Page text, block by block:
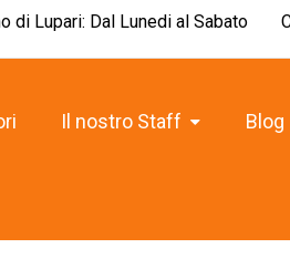
di Lupari: Dal Lunedi al Sabato
Il nostro Staff Blog